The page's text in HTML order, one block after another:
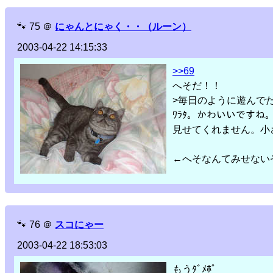
🐾 75 ＠ にゃんとにゃく・・（ルーン）
2003-04-22 14:15:33
>>69
へそだ！！
>毎日のように遊んで
ﾜﾗﾀ。かわいいですね
見せてくれません。
←へそなんてみせない
🐾 76 ＠ スコにゃー
2003-04-22 18:53:03
もうﾀﾞﾒﾎﾟ